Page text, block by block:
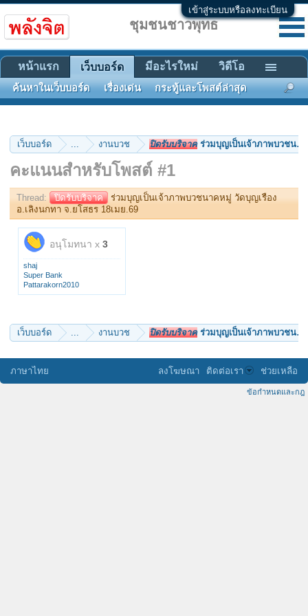
เข้าสู่ระบบหรือลงทะเบียน
เว็บบอร์ด ... งานบวช ปิดรับบริจาคร่วมบุญเป็นเจ้าภาพบวชนาค
คะแนนสำหรับโพสต์ #1
Thread: ปิดรับบริจาค
ร่วมบุญเป็นเจ้าภาพบวชนาคหมู่ วัดบุญเรือง
อ.เลิงนกทา จ.ยโสธร 18เมย.69
อนุโมทนา x 3
shaj
Super Bank
Pattarakorn2010
เว็บบอร์ด ... งานบวช ปิดรับบริจาคร่วมบุญเป็นเจ้าภาพบวชนาค
ชุมชนชาวพุทธ
หน้าแรก เว็บบอร์ด
ค้นหาในเว็บบอร์ด เรื่องเด่น กระทู้และโพสต์ล่าสุด
มีอะไรใหม่ วิดีโอ
ภาษาไทย ลงโฆษณา ติดต่อเรา ช่วยเหลือ
ข้อกำหนดและกฎ